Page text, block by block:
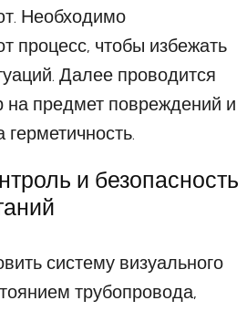
Необходимо
процесс, чтобы избежать
Далее проводится
на предмет повреждений и
герметичность.
и безопасность
систему визуального
трубопровода,